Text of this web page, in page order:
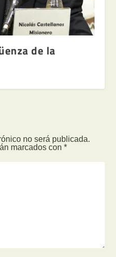
de la
no será publicada.
marcados con*